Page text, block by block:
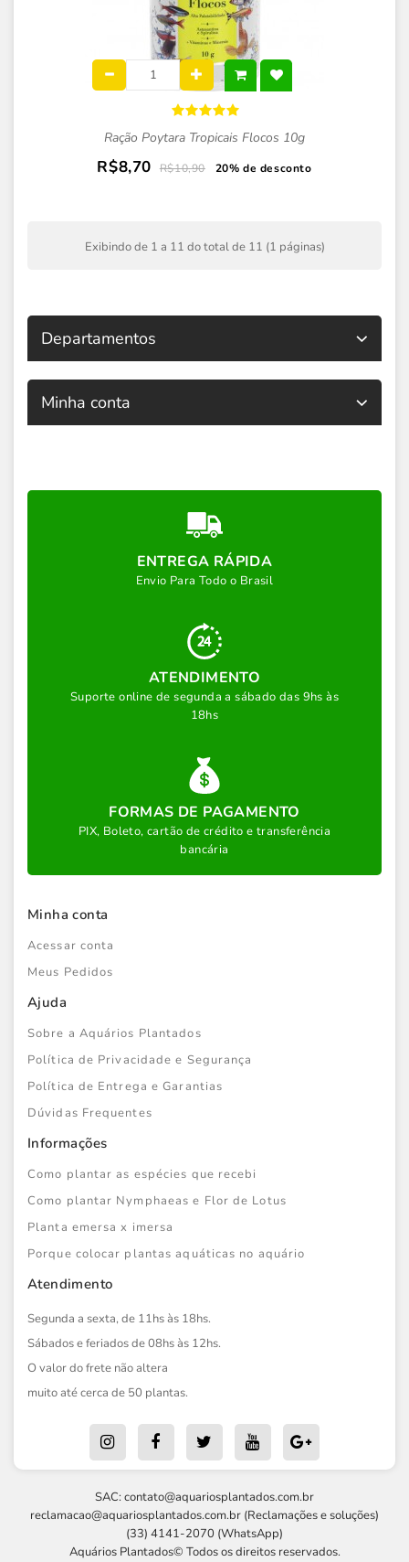
Ração Poytara Tropicais Flocos 10g
R$8,70 R$10,90 20% de desconto
Exibindo de 1 a 11 do total de 11 (1 páginas)
Departamentos
Minha conta
ENTREGA RÁPIDA
Envio Para Todo o Brasil
ATENDIMENTO
Suporte online de segunda a sábado das 9hs às
18hs
FORMAS DE PAGAMENTO
PIX, Boleto, cartão de crédito e transferência
bancária
Minha conta
Acessar conta
Meus Pedidos
Ajuda
Sobre a Aquários Plantados
Política de Privacidade e Segurança
Política de Entrega e Garantias
Dúvidas Frequentes
Informações
Como plantar as espécies que recebi
Como plantar Nymphaeas e Flor de Lotus
Planta emersa x imersa
Porque colocar plantas aquáticas no aquário
Atendimento
Segunda a sexta, de 11hs às 18hs.
Sábados e feriados de 08hs às 12hs.
O valor do frete não altera
muito até cerca de 50 plantas.
SAC: contato@aquariosplantados.com.br
reclamacao@aquariosplantados.com.br (Reclamações e soluções)
(33) 4141-2070 (WhatsApp)
Aquários Plantados© Todos os direitos reservados.